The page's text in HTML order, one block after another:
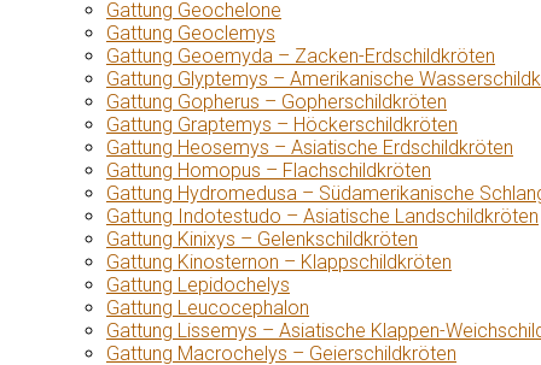
Gattung Geochelone
Gattung Geoclemys
Gattung Geoemyda – Zacken-Erdschildkröten
Gattung Glyptemys – Amerikanische
Gattung Gopherus – Gopherschildkröten
Gattung Graptemys – Höckerschildkröten
Gattung Heosemys – Asiatische Erdschildkröten
Gattung Homopus – Flachschildkröten
Gattung Hydromedusa – Südamerikanische
Gattung Indotestudo – Asiatische Landschildkröten
Gattung Kinixys – Gelenkschildkröten
Gattung Kinosternon – Klappschildkröten
Gattung Lepidochelys
Gattung Leucocephalon
Gattung Lissemys – Asiatische Klappen-
Gattung Macrochelys – Geierschildkröten